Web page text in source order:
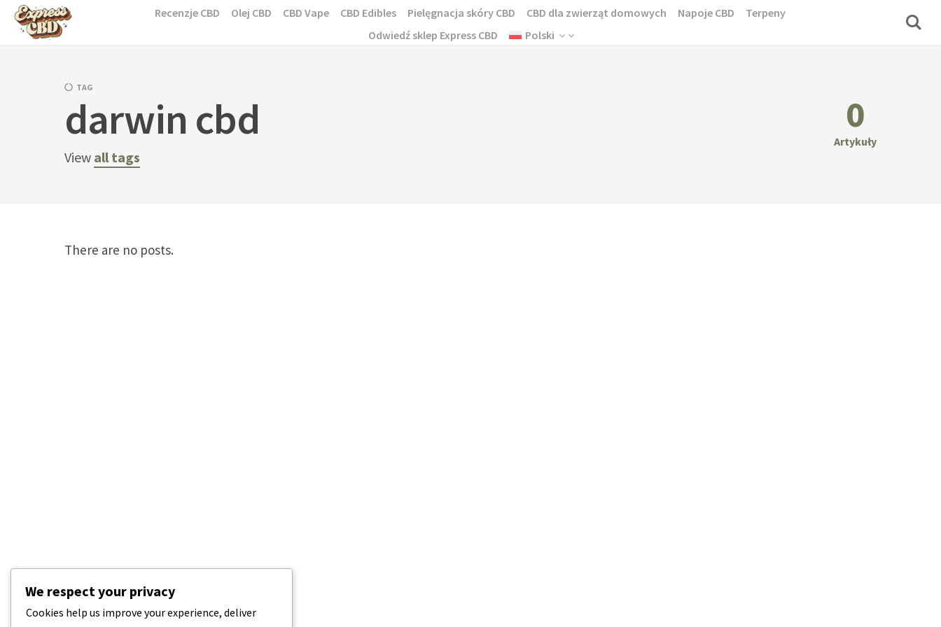
Skip
Recenzje CBD Olej CBD CBD Vape CBD Edibles Pielęgnacja skóry CBD CBD dla zwierząt domowych Napoje CBD
Terpeny
Odwiedź sklep Express CBD
Polski
TAG
darwin cbd
View all tags
0
Artykuły
There are no posts.
We respect your privacy
Cookies help us improve your experience, deliver